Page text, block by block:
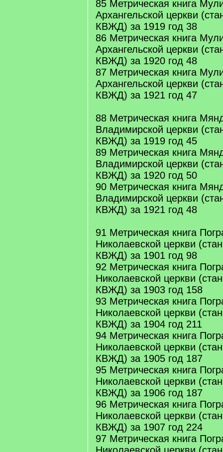
85 Метрическая книга
Архангельской церкви
КВЖД) за 1919 год 38
86 Метрическая книга
Архангельской церкви
КВЖД) за 1920 год 48
87 Метрическая книга
Архангельской церкви
КВЖД) за 1921 год 47
88 Метрическая книга
Владимирской церкви
КВЖД) за 1919 год 45
89 Метрическая книга
Владимирской церкви
КВЖД) за 1920 год 50
90 Метрическая книга
Владимирской церкви
КВЖД) за 1921 год 48
91 Метрическая книга
Николаевской церкви
КВЖД) за 1901 год 98
92 Метрическая книга
Николаевской церкви
КВЖД) за 1903 год 158
93 Метрическая книга
Николаевской церкви
КВЖД) за 1904 год 211
94 Метрическая книга
Николаевской церкви
КВЖД) за 1905 год 187
95 Метрическая книга
Николаевской церкви
КВЖД) за 1906 год 187
96 Метрическая книга
Николаевской церкви
КВЖД) за 1907 год 224
97 Метрическая книга